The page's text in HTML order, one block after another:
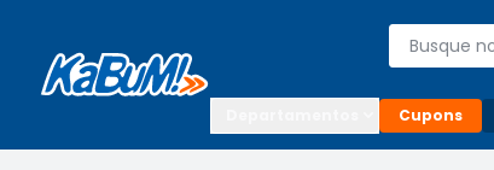
Buscar
Cupons